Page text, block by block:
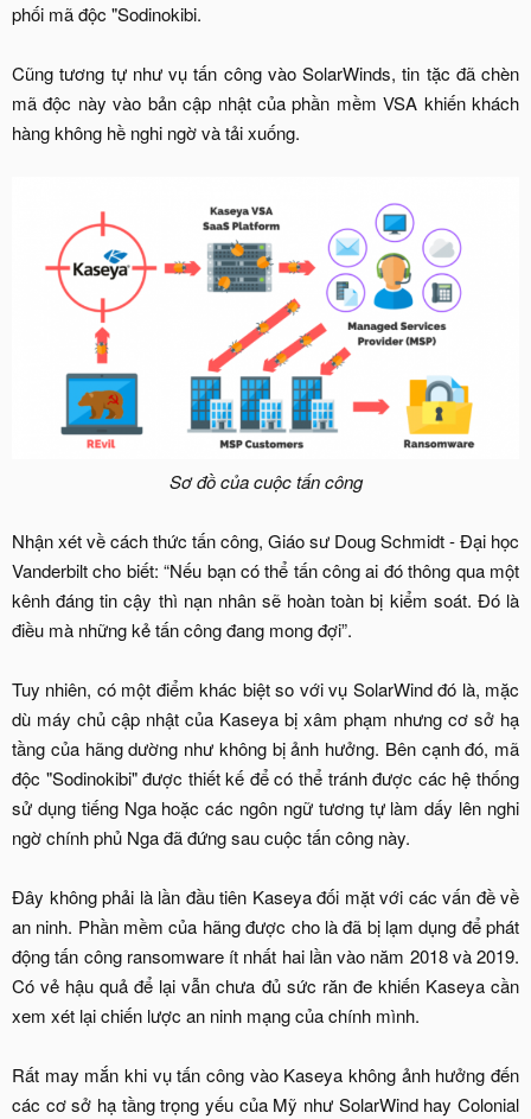
phối mã độc "Sodinokibi.
Cũng tương tự như vụ tấn công vào SolarWinds, tin tặc đã chèn
mã độc này vào bản cập nhật của phần mềm VSA khiến khách
hàng không hề nghi ngờ và tải xuống.​
Sơ đồ của cuộc tấn công
Nhận xét về cách thức tấn công, Giáo sư Doug Schmidt - Đại học
Vanderbilt cho biết: “Nếu bạn có thể tấn công ai đó thông qua một
kênh đáng tin cậy thì nạn nhân sẽ hoàn toàn bị kiểm soát. Đó là
điều mà những kẻ tấn công đang mong đợi”.
Tuy nhiên, có một điểm khác biệt so với vụ SolarWind đó là, mặc
dù máy chủ cập nhật của Kaseya bị xâm phạm nhưng cơ sở hạ
tầng của hãng dường như không bị ảnh hưởng. Bên cạnh đó, mã
độc "Sodinokibi" được thiết kế để có thể tránh được các hệ thống
sử dụng tiếng Nga hoặc các ngôn ngữ tương tự làm dấy lên nghi
ngờ chính phủ Nga đã đứng sau cuộc tấn công này.
Đây không phải là lần đầu tiên Kaseya đối mặt với các vấn đề về
an ninh. Phần mềm của hãng được cho là đã bị lạm dụng để phát
động tấn công ransomware ít nhất hai lần vào năm 2018 và 2019.
Có vẻ hậu quả để lại vẫn chưa đủ sức răn đe khiến Kaseya cần
xem xét lại chiến lược an ninh mạng của chính mình.
Rất may mắn khi vụ tấn công vào Kaseya không ảnh hưởng đến
các cơ sở hạ tầng trọng yếu của Mỹ như SolarWind hay Colonial